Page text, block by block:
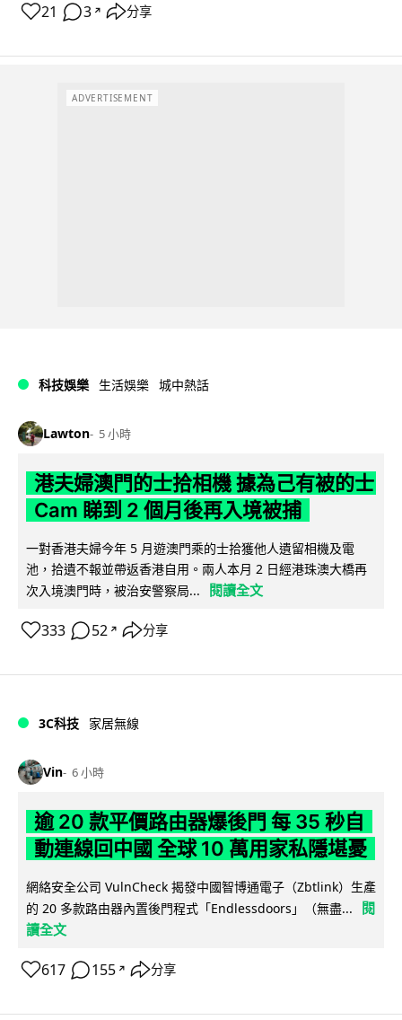
21 3 ↗ 分享
ADVERTISEMENT
科技娛樂 生活娛樂 城中熱話
Lawton 5 小時
港夫婦澳門的士拾相機 據為己有被的士
Cam 睇到 2 個月後再入境被捕
一對香港夫婦今年 5 月遊澳門乘的士拾獲他人遺留相機及電
池，拾遺不報並帶返香港自用。兩人本月 2 日經港珠澳大橋再
次入境澳門時，被治安警察局...
閱讀全文
333 52 ↗ 分享
3C科技 家居無線
Vin 6 小時
逾 20 款平價路由器爆後門 每 35 秒自
動連線回中國 全球 10 萬用家私隱堪憂
網絡安全公司 VulnCheck 揭發中國智博通電子（Zbtlink）生產
的 20 多款路由器內置後門程式「Endlessdoors」（無盡...
閱
讀全文
617 155 ↗ 分享